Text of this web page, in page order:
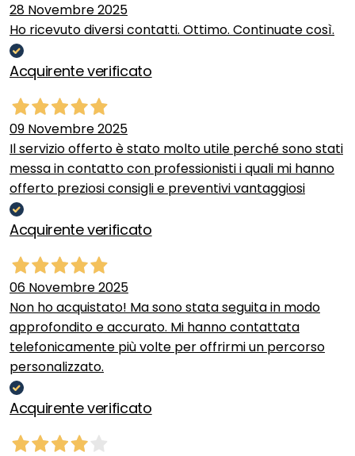
28 Novembre 2025
Ho ricevuto diversi contatti. Ottimo. Continuate così.
Acquirente verificato
09 Novembre 2025
Il servizio offerto è stato molto utile perché sono stati
messa in contatto con professionisti i quali mi hanno
offerto preziosi consigli e preventivi vantaggiosi
Acquirente verificato
06 Novembre 2025
Non ho acquistato! Ma sono stata seguita in modo
approfondito e accurato. Mi hanno contattata
telefonicamente più volte per offrirmi un percorso
personalizzato.
Acquirente verificato